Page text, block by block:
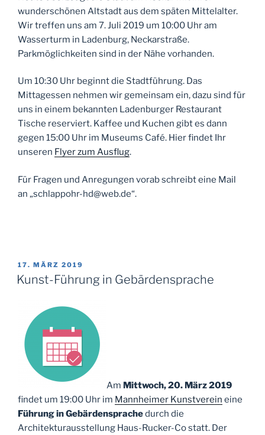
wunderschönen Altstadt aus dem späten Mittelalter.
Wir treffen uns am 7. Juli 2019 um 10:00 Uhr am
Wasserturm in Ladenburg, Neckarstraße.
Parkmöglichkeiten sind in der Nähe vorhanden.
Um 10:30 Uhr beginnt die Stadtführung. Das
Mittagessen nehmen wir gemeinsam ein, dazu sind für
uns in einem bekannten Ladenburger Restaurant
Tische reserviert. Kaffee und Kuchen gibt es dann
gegen 15:00 Uhr im Museums Café. Hier findet Ihr
unseren Flyer zum Ausflug.
Für Fragen und Anregungen vorab schreibt eine Mail
an „schlappohr-hd@web.de“.
VERÖFFENTLICHT
AM
17. MÄRZ 2019
Kunst-Führung in Gebärdensprache
Am Mittwoch, 20. März 2019
findet um 19:00 Uhr im Mannheimer Kunstverein eine
Führung in Gebärdensprachedurch die
Architekturausstellung Haus-Rucker-Co statt. Der